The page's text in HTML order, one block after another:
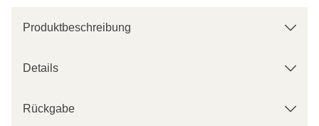
Produktbeschreibung
Details
Rückgabe